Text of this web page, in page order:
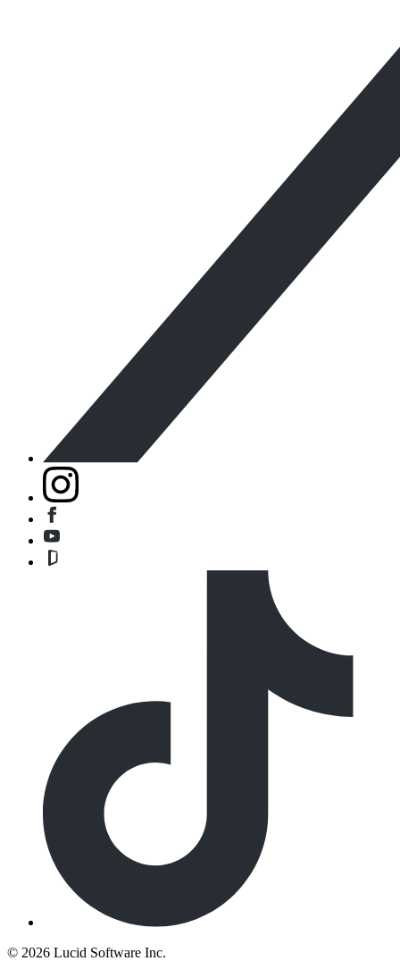
© 2026 Lucid Software Inc.